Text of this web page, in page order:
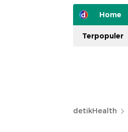
Home
Terpopuler
detikHealth